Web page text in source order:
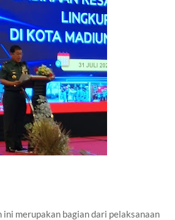
ini merupakan bagian dari pelaksanaan